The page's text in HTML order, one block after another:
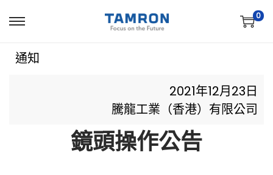
0
通知
2021年12月23日
騰龍工業（香港）有限公司
鏡頭操作公告